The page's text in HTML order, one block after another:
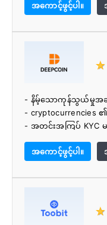
- အထူးကောင်းမွန်သေ
အကောင့်ဖွင့်ပါ။
★
- နိမ့်သောကုန်သွယ်မှုအခ
- cryptocurrencies
- အတင်းအကြပ် KYC မ
- ပညာရှင်အဖွဲ့
အကောင့်ဖွင့်ပါ။
★